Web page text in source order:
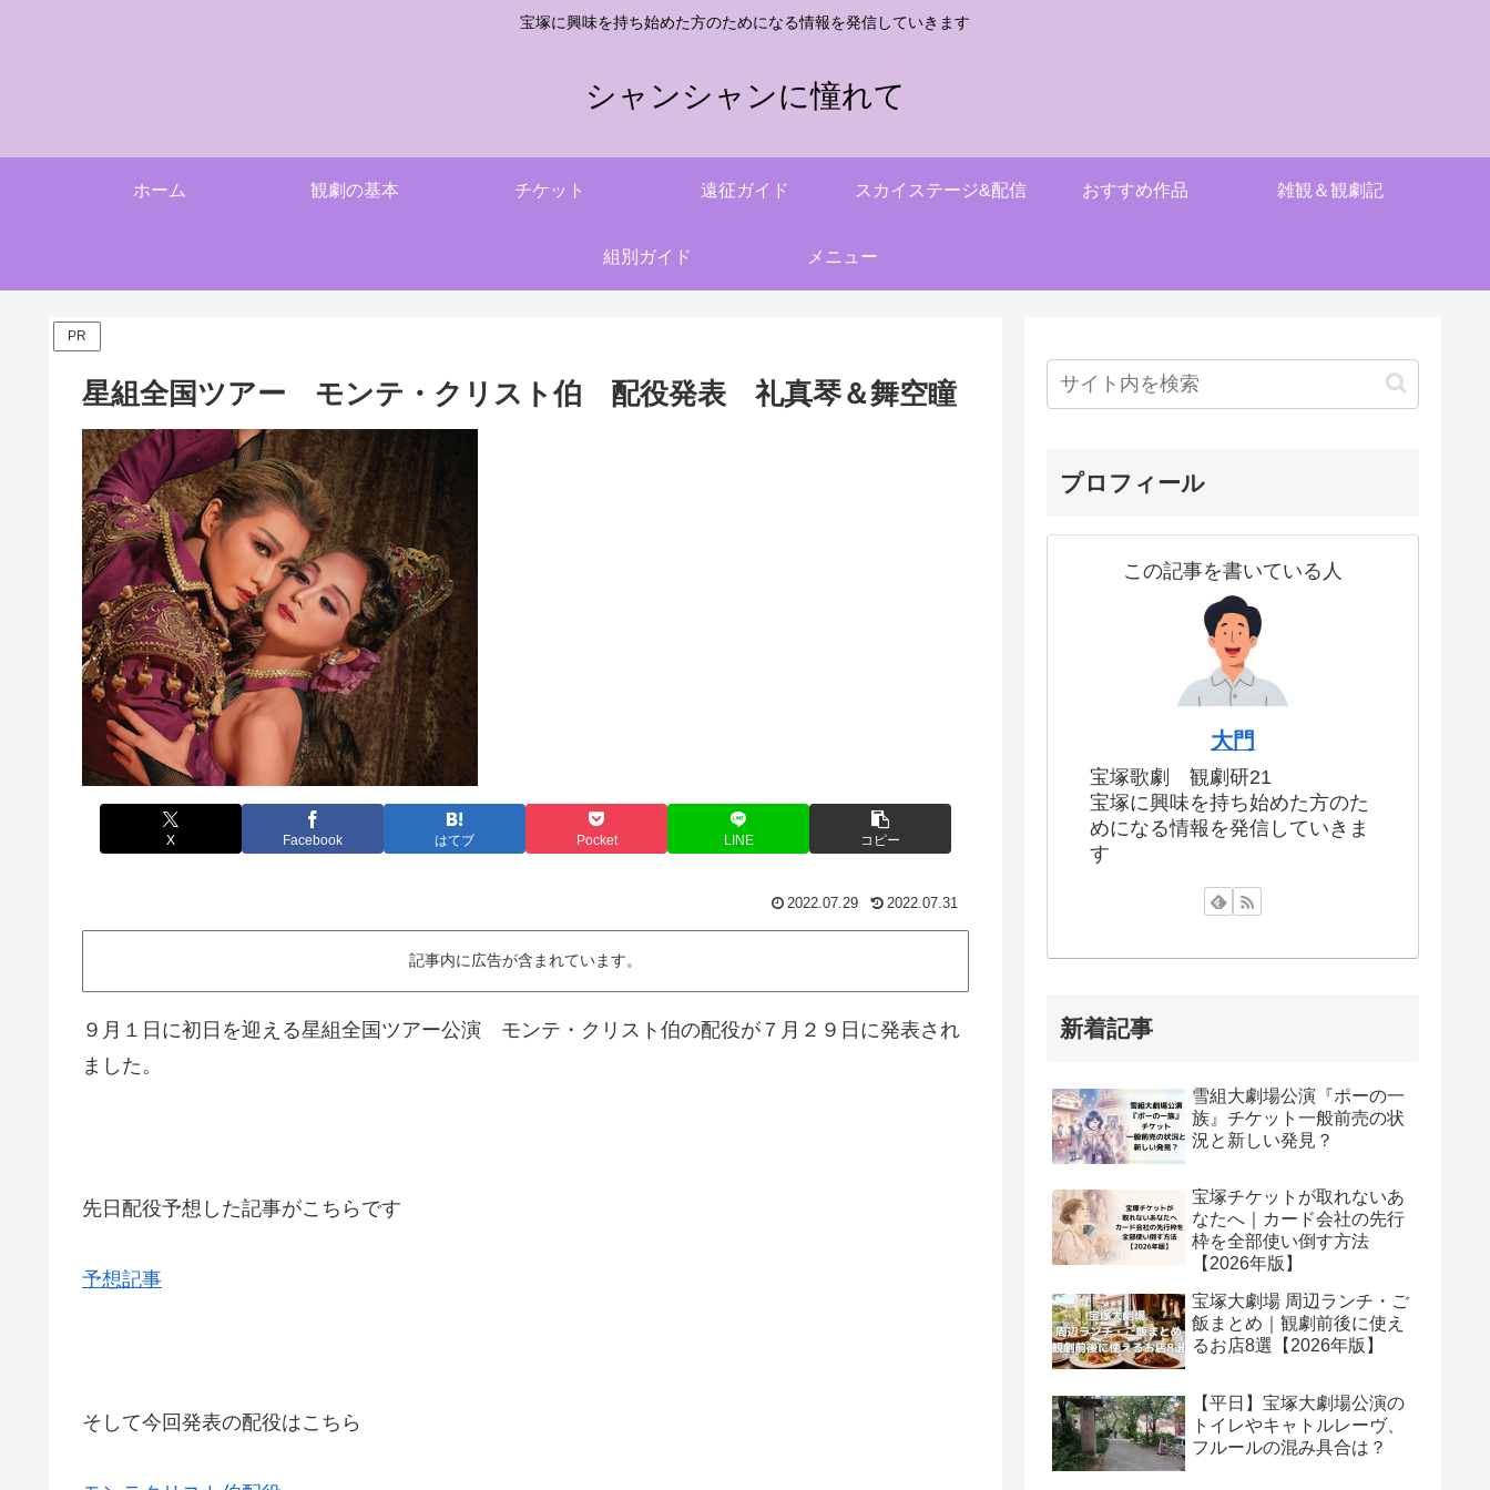
宝塚に興味を持ち始めた方のためになる情報を発信していきます
シャンシャンに憧れて
ホーム 観劇の基本 チケット 遠征ガイド スカイステージ&配信 おすすめ作品 雑観＆観劇記
組別ガイド メニュー
PR
星組全国ツアー モンテ・クリスト伯 配役発表 礼真琴＆舞空瞳
X Facebook はてブ Pocket LINE コピー
2022.07.29 2022.07.31
記事内に広告が含まれています。
９月１日に初日を迎える星組全国ツアー公演 モンテ・クリスト伯の配役が７月２９日に発表され
ました。
先日配役予想した記事がこちらです
予想記事
そして今回発表の配役はこちら
プロフィール
この記事を書いている人
大門
宝塚歌劇 観劇研21
宝塚に興味を持ち始めた方のた
めになる情報を発信していきま
す
新着記事
雪組大劇場公演『ポーの一
族』チケット一般前売の状
況と新しい発見？
宝塚チケットが取れないあ
なたへ｜カード会社の先行
枠を全部使い倒す方法
【2026年版】
宝塚大劇場 周辺ランチ・ご
飯まとめ｜観劇前後に使え
るお店8選【2026年版】
【平日】宝塚大劇場公演の
トイレやキャトルレーヴ、
フルールの混み具合は？